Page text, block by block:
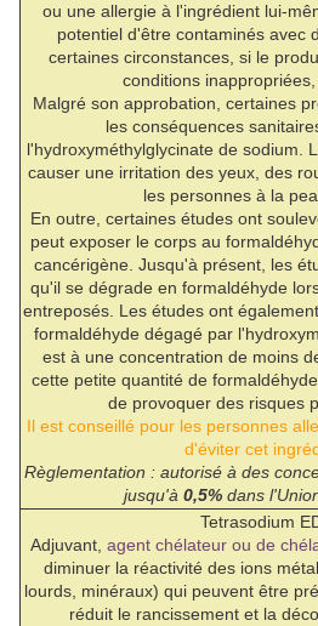
ou une allergie à l'ingrédient lui-
potentiel d'être contaminés avec
certaines circonstances, si le
conditions inappropriées,
Malgré son approbation, certaines
les conséquences
l'hydroxyméthylglycinate de sodium.
causer une irritation des yeux, des
les personnes à la
En outre, certaines études ont
peut exposer le corps au
cancérigène. Jusqu'à présent, les
qu'il se dégrade en formaldéhyde
entreposés. Les études ont
formaldéhyde dégagé par
est à une concentration de moins
cette petite quantité de
de provoquer des risques
Il est conseillé pour les personnes
d'éviter cet
Règlementation : autorisé à des
jusqu'à 0,5% dans
Tetrasodium
Adjuvant, agent chélateur ou de
diminuer la réactivité des ions
lourds, minéraux) qui peuvent être
réduit le rancissement et la